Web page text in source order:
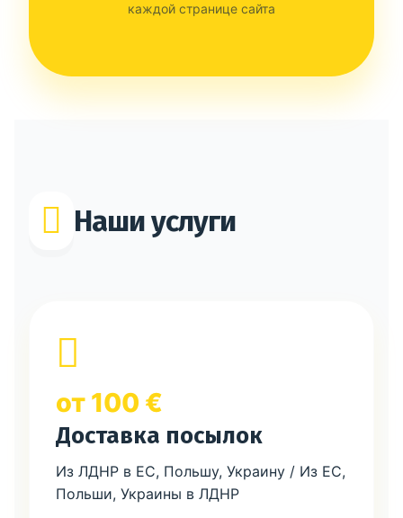
каждой странице сайта
Наши услуги
от 100 €
Доставка посылок
Из ЛДНР в ЕС, Польшу, Украину / Из ЕС,
Польши, Украины в ЛДНР